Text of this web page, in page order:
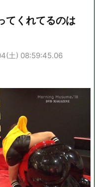
てくれてるのは
土) 08:59:45.06